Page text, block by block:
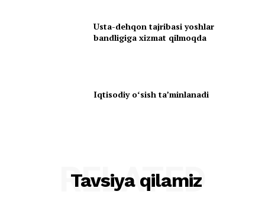
Usta-dehqon tajribasi yoshlar
bandligiga xizmat qilmoqda
Iqtisodiy oʻsish taʼminlanadi
Tavsiya qilamiz
RELATED